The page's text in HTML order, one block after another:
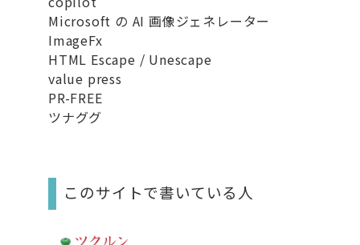
Microsoft の AI 画像ジェネレーター
ImageFx
HTML Escape / Unescape
value press
PR-FREE
ツナググ
このサイトで書いている人